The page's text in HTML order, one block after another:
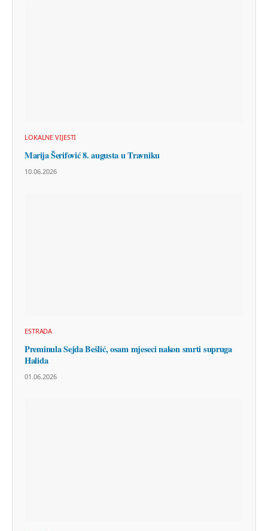
LOKALNE VIJESTI
Marija Šerifović 8. augusta u Travniku
10.06.2026
ESTRADA
Preminula Sejda Bešlić, osam mjeseci nakon smrti supruga
Halida
01.06.2026